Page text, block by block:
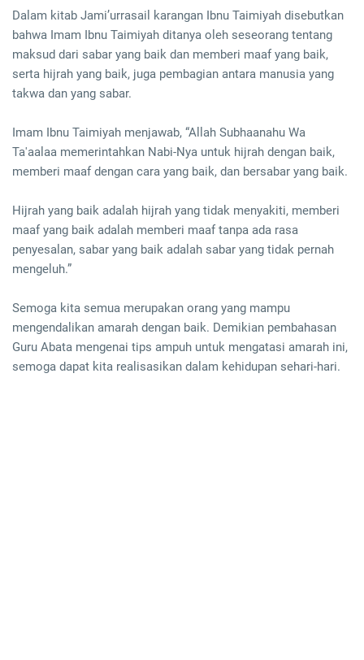
Dalam kitab Jami’urrasail karangan Ibnu Taimiyah disebutkan
bahwa Imam Ibnu Taimiyah ditanya oleh seseorang tentang
maksud dari sabar yang baik dan memberi maaf yang baik,
serta hijrah yang baik, juga pembagian antara manusia yang
takwa dan yang sabar.
Imam Ibnu Taimiyah menjawab, “Allah Subhaanahu Wa
Ta'aalaa memerintahkan Nabi-Nya untuk hijrah dengan baik,
memberi maaf dengan cara yang baik, dan bersabar yang baik.
Hijrah yang baik adalah hijrah yang tidak menyakiti, memberi
maaf yang baik adalah memberi maaf tanpa ada rasa
penyesalan, sabar yang baik adalah sabar yang tidak pernah
mengeluh.”
Semoga kita semua merupakan orang yang mampu
mengendalikan amarah dengan baik. Demikian pembahasan
Guru Abata mengenai tips ampuh untuk mengatasi amarah ini,
semoga dapat kita realisasikan dalam kehidupan sehari-hari.